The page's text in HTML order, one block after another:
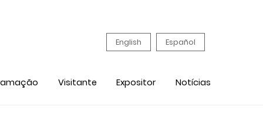
English Español
Visitante Expositor Notícias